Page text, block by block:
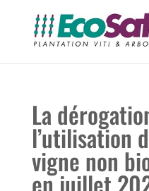
La
l’utilisation
vigne non